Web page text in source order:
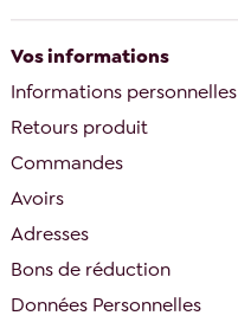
Vos informations
Informations personnelles
Retours produit
Commandes
Avoirs
Adresses
Bons de réduction
Données Personnelles